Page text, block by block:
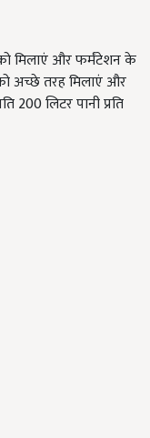
मिलाएं और फर्मंटेशन के
अच्छे तरह मिलाएं और
200 लिटर पानी प्रति